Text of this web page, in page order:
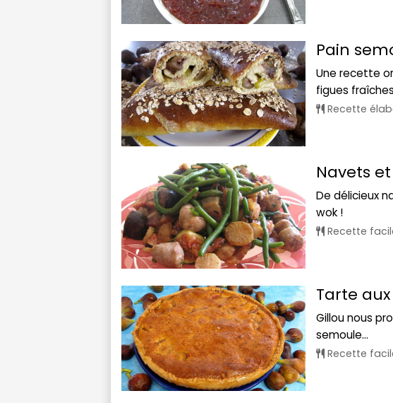
Pain
Une recette
figues
Recette
Navets
De délicieux
wok !
Recette
Tarte
Gillou nous
semoule...
Recette